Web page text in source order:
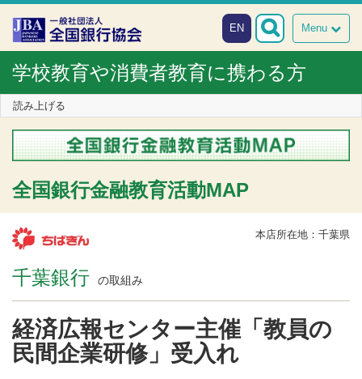
本文へスキップ
障がい者向け相談窓口
Menu
EN
学校教育や消費者教育に携わる方
読み上げる
全国銀行金融教育活動MAP
本店所在地：千葉県
千葉銀行 の取組み
経済広報センター主催「教員の
民間企業研修」受入れ